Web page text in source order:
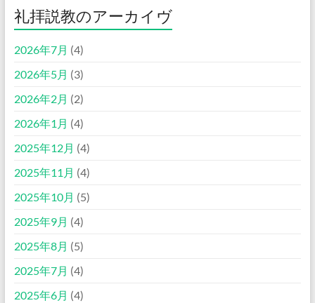
礼拝説教のアーカイヴ
2026年7月 (4)
2026年5月 (3)
2026年2月 (2)
2026年1月 (4)
2025年12月 (4)
2025年11月 (4)
2025年10月 (5)
2025年9月 (4)
2025年8月 (5)
2025年7月 (4)
2025年6月 (4)